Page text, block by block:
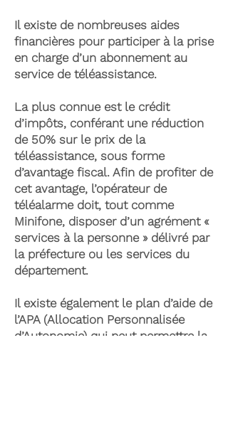
Il existe de nombreuses aides
financières pour participer à la prise
en charge d’un abonnement au
service de téléassistance.
La plus connue est le crédit
d’impôts, conférant une réduction
de 50% sur le prix de la
téléassistance, sous forme
d’avantage fiscal. Afin de profiter de
cet avantage, l’opérateur de
téléalarme doit, tout comme
Minifone, disposer d’un agrément «
services à la personne » délivré par
la préfecture ou les services du
département.
Il existe également le plan d’aide de
l’APA (Allocation Personnalisée
d’Autonomie) qui peut permettre la